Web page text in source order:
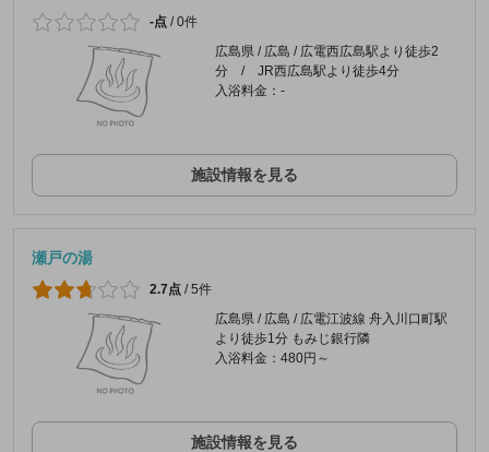
-点 /0件
広島県 / 広島 / 広電西広島駅より徒歩2
分 / JR西広島駅より徒歩4分
入浴料金：-
施設情報を見る
瀬戸の湯
2.7点 /5件
広島県 / 広島 / 広電江波線 舟入川口町駅
より徒歩1分 もみじ銀行隣
入浴料金：480円～
施設情報を見る